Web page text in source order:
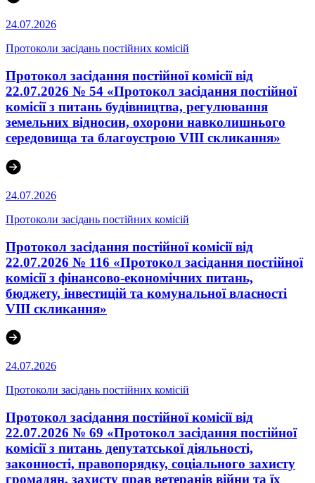
24.07.2026
Протоколи засідань постійних комісій
Протокол засідання постійної комісії від
22.07.2026 № 54 «Протокол засідання постійної
комісії з питань будівництва, регулювання
земельних відносин, охорони навколишнього
середовища та благоустрою VIII скликання»
24.07.2026
Протоколи засідань постійних комісій
Протокол засідання постійної комісії від
22.07.2026 № 116 «Протокол засідання постійної
комісії з фінансово-економічних питань,
бюджету, інвестицій та комунальної власності
VІІІ скликання»
24.07.2026
Протоколи засідань постійних комісій
Протокол засідання постійної комісії від
22.07.2026 № 69 «Протокол засідання постійної
комісії з питань депутатської діяльності,
законності, правопорядку, соціального захисту
громадян, захисту прав ветеранів війни та їх